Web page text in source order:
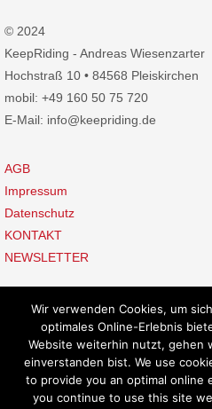
© 2024
KeepRiding - Andreas Wiesenzarter
Hochstraß 10 • 84568 Pleiskirchen
mobil: +49 160 50 75 720
E-Mail: info@keepriding.de
AGB
Impressum
Datenschutz
KONTAKT
NEWSLETTER
Präsentiert von
Wir verwenden Cookies, um
optimales Online-Erlebnis
Website weiterhin nutzt, gehen
einverstanden bist. We use
to provide you an optimal online
you continue to use this site